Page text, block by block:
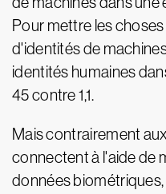
Pour mettre les
d'identités de
identités humaines
45 contre 1,1.
Mais contrairement
connectent à l'aide de
données